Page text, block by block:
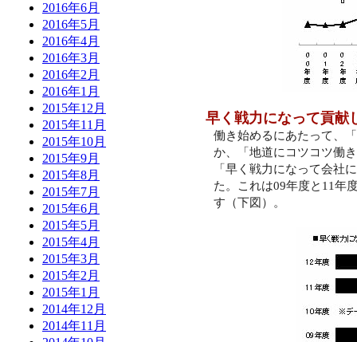
2016年6月
2016年5月
2016年4月
2016年3月
2016年2月
2016年1月
2015年12月
2015年11月
2015年10月
2015年9月
2015年8月
2015年7月
2015年6月
2015年5月
2015年4月
2015年3月
2015年2月
2015年1月
2014年12月
2014年11月
早く戦力になって貢献
働き始めるにあたって、
か、「地道にコツコツ働
「早く戦力になって会社
た。これは09年度と 11年
す（下図）。